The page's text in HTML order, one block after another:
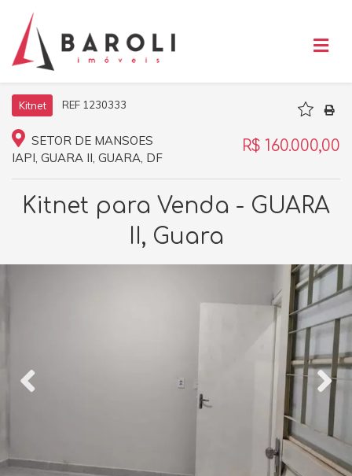
Kitnet REF 1230333
SETOR DE MANSOES
IAPI, GUARA II, GUARA, DF
R$ 160.000,00
Kitnet para Venda - GUARA
II, Guara